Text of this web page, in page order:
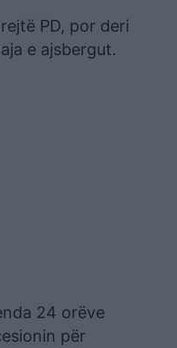
PD, por deri
e ajsbergut.
24 orëve
për